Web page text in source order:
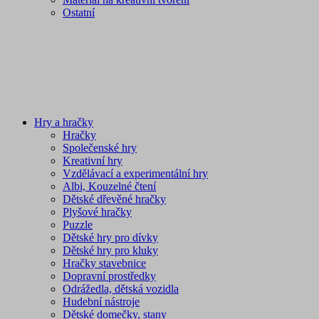
Ostatní
Hry a hračky
Hračky
Společenské hry
Kreativní hry
Vzdělávací a experimentální hry
Albi, Kouzelné čtení
Dětské dřevěné hračky
Plyšové hračky
Puzzle
Dětské hry pro dívky
Dětské hry pro kluky
Hračky stavebnice
Dopravní prostředky
Odrážedla, dětská vozidla
Hudební nástroje
Dětské domečky, stany